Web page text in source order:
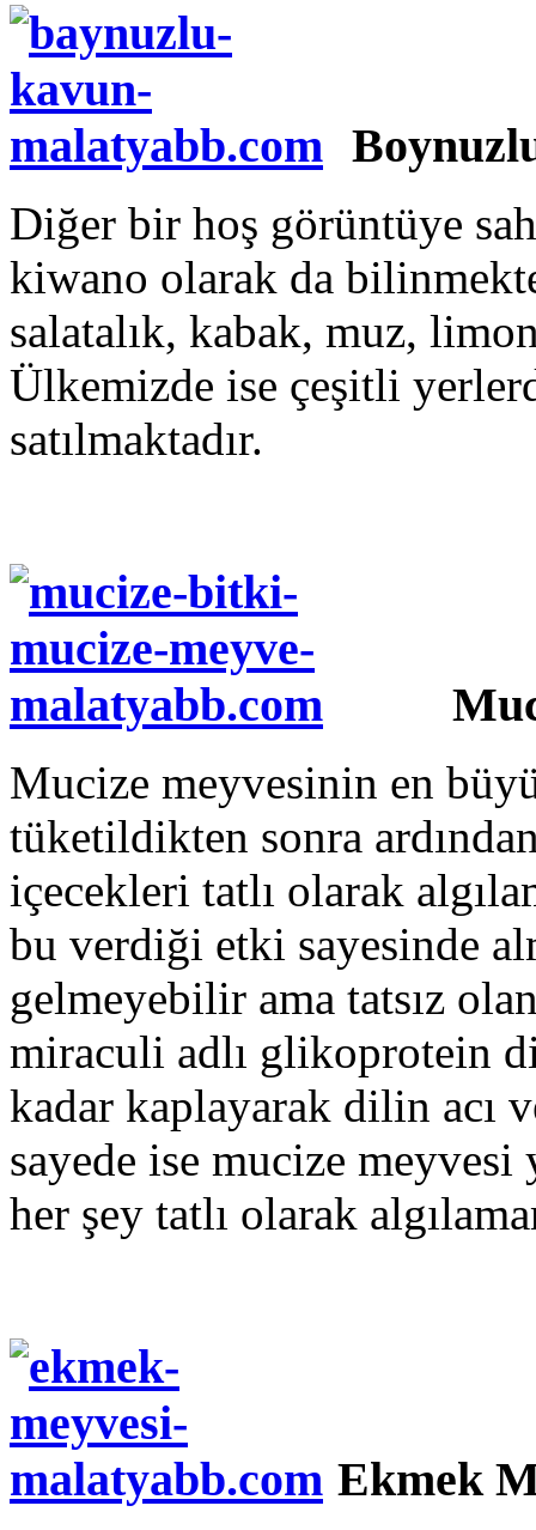
Diğer bir hoş görüntüye
kiwano olarak da
salatalık, kabak, muz,
Ülkemizde ise çeşitli
satılmaktadır.
Mucize meyvesinin en
tüketildikten sonra
içecekleri tatlı olarak
bu verdiği etki sayesinde
gelmeyebilir ama tatsız
miraculi adlı glikoprotein
kadar kaplayarak dilin acı
sayede ise mucize
her şey tatlı olarak
Ekmek